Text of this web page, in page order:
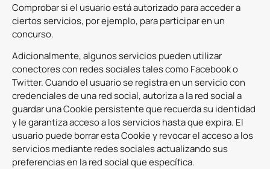
Comprobar si el usuario está autorizado para acceder a
ciertos servicios, por ejemplo, para participar en un
concurso.
Adicionalmente, algunos servicios pueden utilizar
conectores con redes sociales tales como Facebook o
Twitter. Cuando el usuario se registra en un servicio con
credenciales de una red social, autoriza a la red social a
guardar una Cookie persistente que recuerda su identidad
y le garantiza acceso a los servicios hasta que expira. El
usuario puede borrar esta Cookie y revocar el acceso a los
servicios mediante redes sociales actualizando sus
preferencias en la red social que específica.